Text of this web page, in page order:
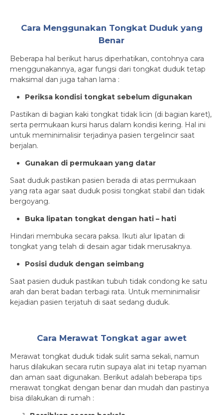
Cara Menggunakan Tongkat Duduk yang
Benar
Beberapa hal berikut harus diperhatikan, contohnya cara
menggunakannya, agar fungsi dari tongkat duduk tetap
maksimal dan juga tahan lama :
Periksa kondisi tongkat sebelum digunakan
Pastikan di bagian kaki tongkat tidak licin (di bagian karet),
serta permukaan kursi harus dalam kondisi kering. Hal ini
untuk meminimalisir terjadinya pasien tergelincir saat
berjalan.
Gunakan di permukaan yang datar
Saat duduk pastikan pasien berada di atas permukaan
yang rata agar saat duduk posisi tongkat stabil dan tidak
bergoyang.
Buka lipatan tongkat dengan hati – hati
Hindari membuka secara paksa. Ikuti alur lipatan di
tongkat yang telah di desain agar tidak merusaknya.
Posisi duduk dengan seimbang
Saat pasien duduk pastikan tubuh tidak condong ke satu
arah dan berat badan terbagi rata. Untuk meminimalisir
kejadian pasien terjatuh di saat sedang duduk.
Cara Merawat Tongkat agar awet
Merawat tongkat duduk tidak sulit sama sekali, namun
harus dilakukan secara rutin supaya alat ini tetap nyaman
dan aman saat digunakan. Berikut adalah beberapa tips
merawat tongkat dengan benar dan mudah dan pastinya
bisa dilakukan di rumah :